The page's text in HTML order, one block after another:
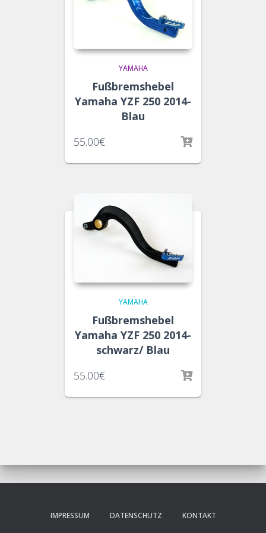
YAMAHA
Fußbremshebel
Yamaha YZF 250 2014-
Blau
55.00€
YAMAHA
Fußbremshebel
Yamaha YZF 250 2014-
schwarz/ Blau
55.00€
IMPRESSUM DATENSCHUTZ KONTAKT